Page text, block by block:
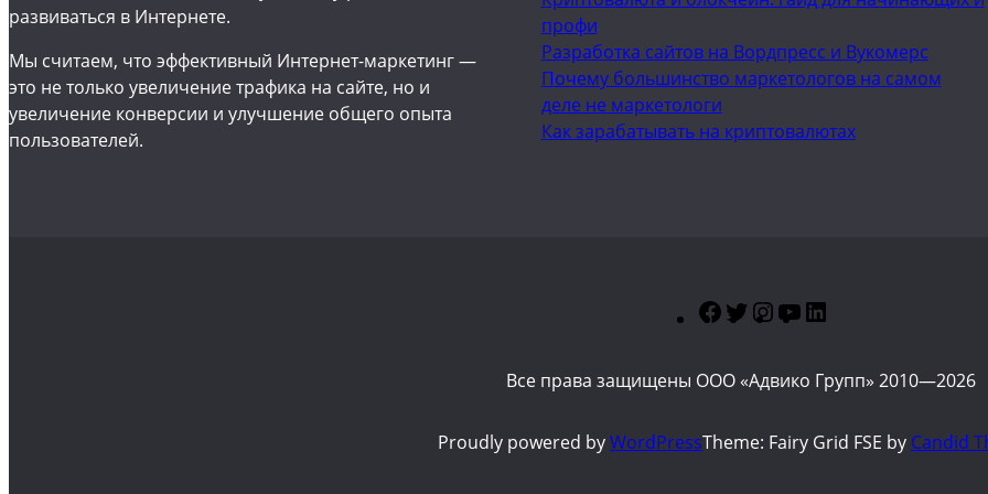
развиваться в Интернете.
Мы считаем, что эффективный Интернет-маркетинг —
это не только увеличение трафика на сайте, но и
увеличение конверсии и улучшение общего опыта
пользователей.
профи
Разработка сайтов на Вордпресс и Вукомерс
Почему большинство маркетологов на самом
деле не маркетологи
Как зарабатывать на криптовалютах
Facebook
TwitterInstagram
YouTube
Все права защищены ООО «Адвико Групп» 2010—2026
Proudly powered byWordPressTheme: Fairy Grid FSE by Candid